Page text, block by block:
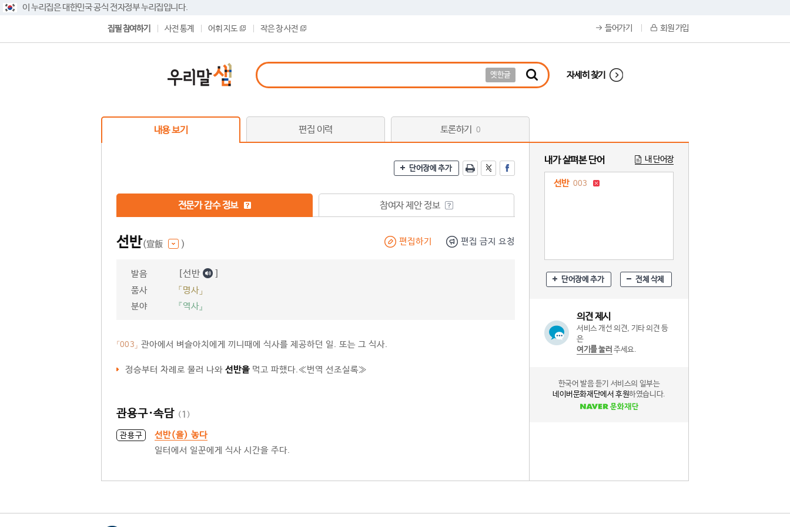
이 누리집은 대한민국 공식 전자정부 누리집입니다.
집필 참여하기 사전 통계 어휘 지도 작은 창 사전 들어가기 회원 가입
옛한글 자세히 찾기
내용 보기 편집 이력 토론하기 0
단어장에 추가
전문가 감수 정보 참여자 제안 정보
선반(宣飯 ) 편집하기 편집 금지 요청
발음 [선반 ]
품사
「명사」
분야
『역사』
「003」 관아에서 벼슬아치에게 끼니때에 식사를 제공하던 일. 또는 그 식사.
정승부터 차례로 물러 나와 선반을 먹고 파했다.≪번역 선조실록≫
관용구·속담 (1 )
관용구
선반(을) 놓다
일터에서 일꾼에게 식사 시간을 주다.
내가 살펴본 단어 내 단어장
선반 003
단어장에 추가 전체 삭제
의견 제시
서비스 개선 의견, 기타 의견 등
은
여기를 눌러 주세요.
한국어 발음 듣기 서비스의 일부는
네이버문화재단에서 후원하였습니다.